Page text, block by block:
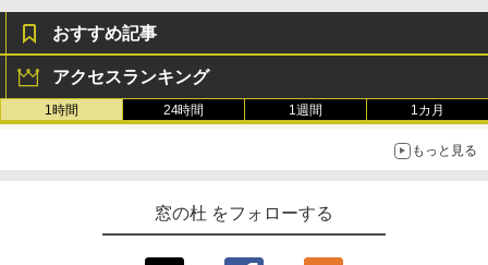
おすすめ記事
アクセスランキング
1時間 24時間 1週間 1カ月
もっと見る
窓の杜 をフォローする